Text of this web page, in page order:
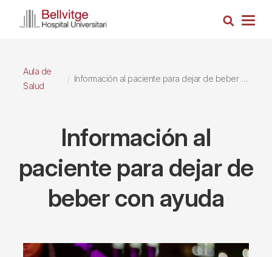
Busca
Aula de
Salud
Información al paciente para dejar de beber con ayuda
Información al
paciente para dejar de
beber con ayuda
Imagen